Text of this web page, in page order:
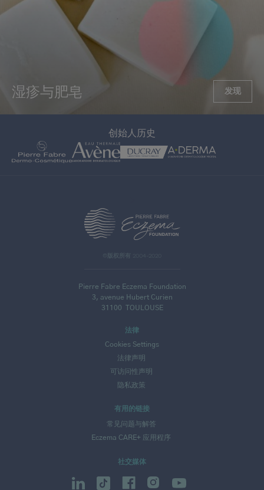
湿疹与肥皂 发现
创始人历史
©版权所有 2004-2020
Pierre Fabre Eczema Foundation
3, avenue Hubert Curien
31100 TOULOUSE
有用的链接
常见问题与解答
Eczema CARE+ 应用程序
法律
Cookies Settings
法律声明
可访问性声明
隐私政策
社交媒体